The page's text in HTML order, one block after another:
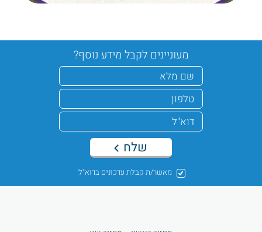
מעוניינים לקבל מידע נוסף?
מאשר/ת קבלת עדכונים בדוא"ל
שלח